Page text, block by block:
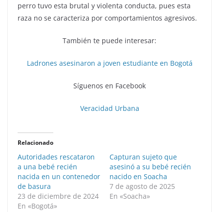
perro tuvo esta brutal y violenta conducta, pues esta
raza no se caracteriza por comportamientos agresivos.
También te puede interesar:
Ladrones asesinaron a joven estudiante en Bogotá
Síguenos en Facebook
Veracidad Urbana
Relacionado
Autoridades rescataron
a una bebé recién
nacida en un contenedor
de basura
23 de diciembre de 2024
En «Bogotá»
Capturan sujeto que
asesinó a su bebé recién
nacido en Soacha
7 de agosto de 2025
En «Soacha»